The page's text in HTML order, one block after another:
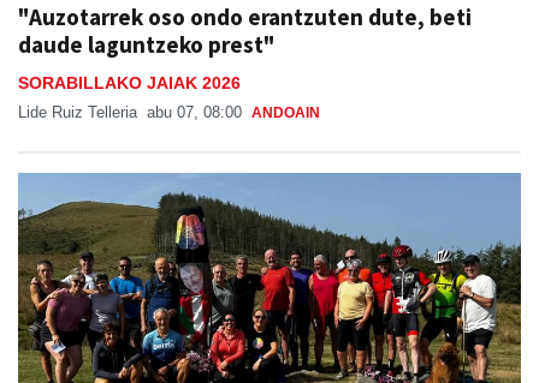
"Auzotarrek oso ondo erantzuten dute, beti
daude laguntzeko prest"
SORABILLAKO JAIAK 2026
Lide Ruiz Telleria abu 07, 08:00 ANDOAIN